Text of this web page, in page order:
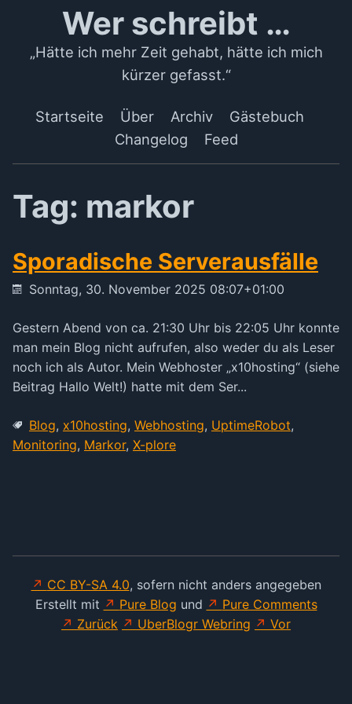
Wer schreibt …
„Hätte ich mehr Zeit gehabt, hätte ich mich
kürzer gefasst.“
Startseite Über Archiv
Gästebuch
Changelog
Feed
Tag: markor
Sporadische Serverausfälle
Sonntag, 30. November 2025 08:07+01:00
Gestern Abend von ca. 21:30 Uhr bis 22:05 Uhr konnte
man mein Blog nicht aufrufen, also weder du als Leser
noch ich als Autor. Mein Webhoster „x10hosting“ (siehe
Beitrag Hallo Welt!) hatte mit dem Ser...
Blog, x10hosting, Webhosting, UptimeRobot,
Monitoring, Markor, X-plore
CC BY-SA 4.0, sofern nicht anders angegeben
Erstellt mit
Pure Blog und
Pure Comments
Zurück
UberBlogr Webring Vor